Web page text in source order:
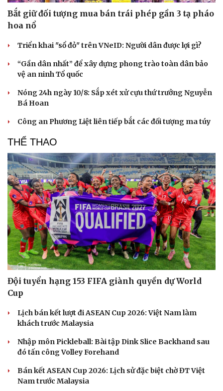
Du lịch
Tư vấn
check-in
Podcast
Đọc truyện đêm khuya
Cửa sổ tình yêu
Bắt giữ đối tượng mua bán trái phép gần 3 tạ pháo
hoa nổ
Triển khai "sổ đỏ" trên VNeID: Người dân được lợi gì?
“Gần dân nhất” để xây dựng phong trào toàn dân bảo
vệ an ninh Tổ quốc
Nóng 24h ngày 10/8: Sắp xét xử cựu thứ trưởng Nguyễn
Bá Hoan
Công an Phương Liệt liên tiếp bắt các đối tượng ma túy
THỂ THAO
Đội tuyển hạng 153 FIFA giành quyền dự World
Cup
Lịch bán kết lượt đi ASEAN Cup 2026: Việt Nam làm
khách trước Malaysia
Nhập môn Pickleball: Bài tập Dink Slice Backhand sau
đó tấn công Volley Forehand
Bán kết ASEAN Cup 2026: Lịch sử đặc biệt chờ ĐT Việt
Nam trước Malaysia